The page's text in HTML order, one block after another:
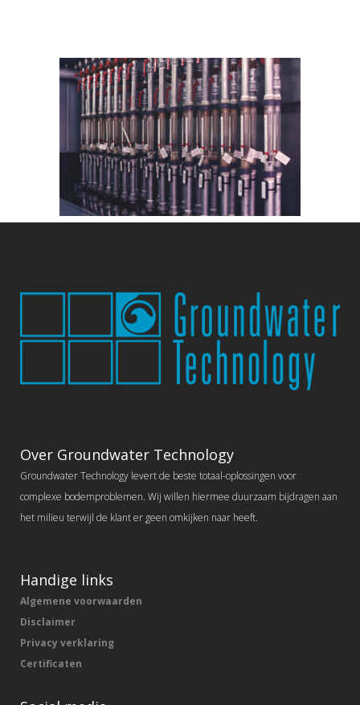
Over Groundwater Technology
Groundwater Technology levert de beste totaal-oplossingen voor
complexe bodemproblemen. Wij willen hiermee duurzaam bijdragen aan
het milieu terwijl de klant er geen omkijken naar heeft.
Handige links
Algemene voorwaarden
Disclaimer
Privacy verklaring
Certificaten